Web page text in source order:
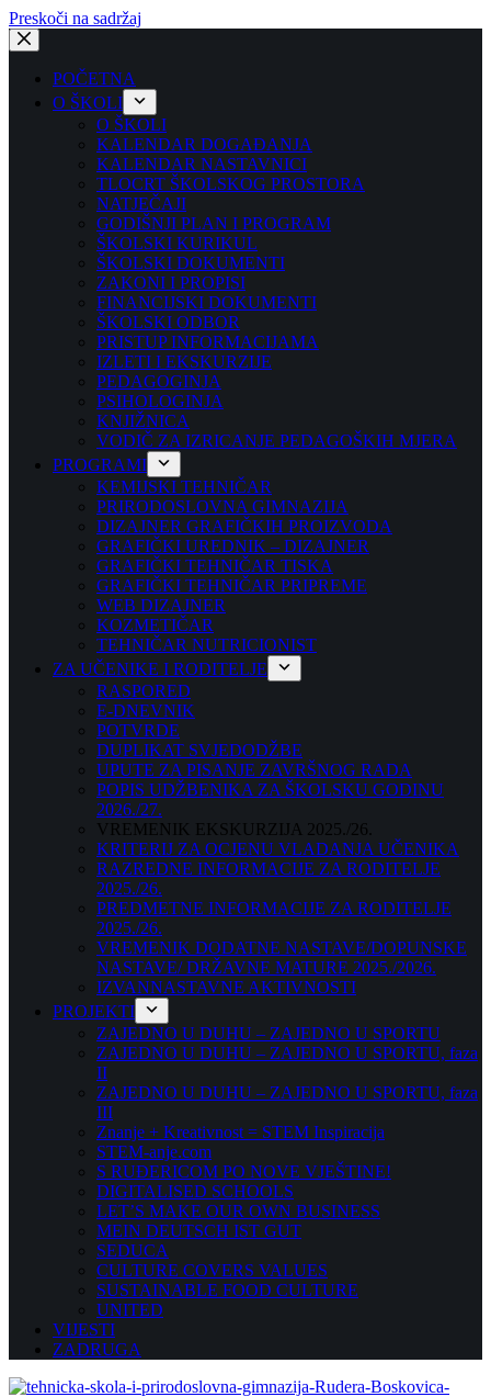
Preskoči na sadržaj
POČETNA
O ŠKOLI
O ŠKOLI
KALENDAR DOGAĐANJA
KALENDAR NASTAVNICI
TLOCRT ŠKOLSKOG PROSTORA
NATJEČAJI
GODIŠNJI PLAN I PROGRAM
ŠKOLSKI KURIKUL
ŠKOLSKI DOKUMENTI
ZAKONI I PROPISI
FINANCIJSKI DOKUMENTI
ŠKOLSKI ODBOR
PRISTUP INFORMACIJAMA
IZLETI I EKSKURZIJE
PEDAGOGINJA
PSIHOLOGINJA
KNJIŽNICA
VODIČ ZA IZRICANJE PEDAGOŠKIH MJERA
PROGRAMI
KEMIJSKI TEHNIČAR
PRIRODOSLOVNA GIMNAZIJA
DIZAJNER GRAFIČKIH PROIZVODA
GRAFIČKI UREDNIK – DIZAJNER
GRAFIČKI TEHNIČAR TISKA
GRAFIČKI TEHNIČAR PRIPREME
WEB DIZAJNER
KOZMETIČAR
TEHNIČAR NUTRICIONIST
ZA UČENIKE I RODITELJE
RASPORED
E-DNEVNIK
POTVRDE
DUPLIKAT SVJEDODŽBE
UPUTE ZA PISANJE ZAVRŠNOG RADA
POPIS UDŽBENIKA ZA ŠKOLSKU GODINU
2026./27.
VREMENIK EKSKURZIJA 2025./26.
KRITERIJ ZA OCJENU VLADANJA UČENIKA
RAZREDNE INFORMACIJE ZA RODITELJE
2025./26.
PREDMETNE INFORMACIJE ZA RODITELJE
2025./26.
VREMENIK DODATNE NASTAVE/DOPUNSKE
NASTAVE/ DRŽAVNE MATURE 2025./2026.
IZVANNASTAVNE AKTIVNOSTI
PROJEKTI
ZAJEDNO U DUHU – ZAJEDNO U SPORTU
ZAJEDNO U DUHU – ZAJEDNO U SPORTU, faza
II
ZAJEDNO U DUHU – ZAJEDNO U SPORTU, faza
III
Znanje + Kreativnost = STEM Inspiracija
STEM-anje.com
S RUĐERICOM PO NOVE VJEŠTINE!
DIGITALISED SCHOOLS
LET’S MAKE OUR OWN BUSINESS
MEIN DEUTSCH IST GUT
SEDUCA
CULTURE COVERS VALUES
SUSTAINABLE FOOD CULTURE
UNITED
VIJESTI
ZADRUGA